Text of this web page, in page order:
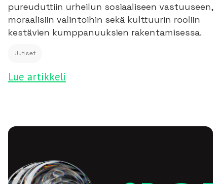
pureuduttiin urheilun sosiaaliseen vastuuseen,
moraalisiin valintoihin sekä kulttuurin rooliin
kestävien kumppanuuksien rakentamisessa.
Uutiset
Lue artikkeli